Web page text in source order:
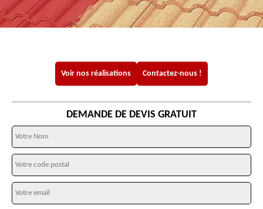
Voir nos réalisations Contactez-nous !
DEMANDE DE DEVIS GRATUIT